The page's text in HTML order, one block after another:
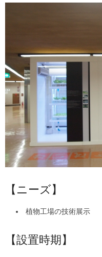
【ニーズ】
植物工場の技術展示
【設置時期】